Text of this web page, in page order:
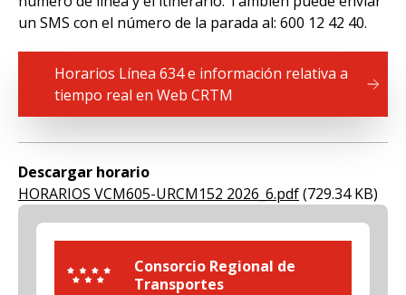
un SMS con el número de la parada al: 600 12 42 40.
Horarios Línea 634 e información relativa a
tiempo real en Web CRTM
Descargar horario
Document
HORARIOS VCM605-URCM152 2026_6.pdf(729.34 KB)
Consorcio Regional de
Transportes